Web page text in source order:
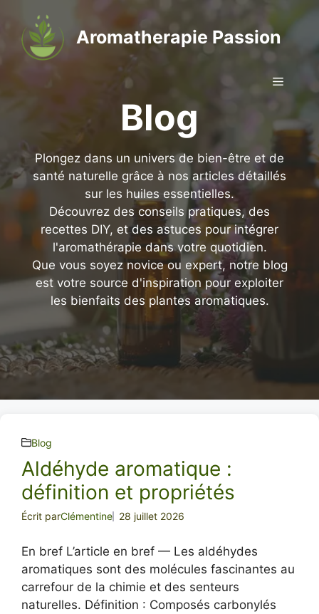
contenu
Aromatherapie Passion
Menu
Blog
Plongez dans un univers de bien-être et de
santé naturelle grâce à nos articles détaillés
sur les huiles essentielles.
Découvrez des conseils pratiques, des
recettes DIY, et des astuces pour intégrer
l'aromathérapie dans votre quotidien.
Que vous soyez novice ou expert, notre blog
est votre source d'inspiration pour exploiter
les bienfaits des plantes aromatiques.
Blog
Aldéhyde aromatique :
définition et propriétés
Écrit parClémentine 28 juillet 2026
En bref L’article en bref — Les aldéhydes
aromatiques sont des molécules fascinantes au
carrefour de la chimie et des senteurs
naturelles. Définition : Composés carbonylés